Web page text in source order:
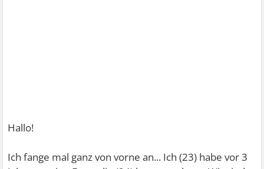
Hallo!
Ich fange mal ganz von vorne an... Ich (23) habe vor 3